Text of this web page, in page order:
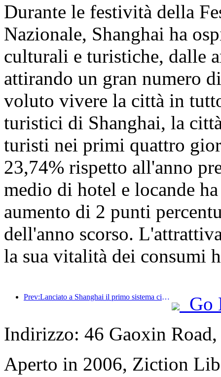
Durante le festività della
Nazionale, Shanghai ha
culturali e turistiche, dalle
attirando un gran numero
voluto vivere la città in
turistici di Shanghai, la
turisti nei primi quattro
23,74% rispetto all'anno
medio di hotel e locande
aumento di 2 punti
dell'anno scorso.
la sua vitalità dei consumi
Prev:Lanciato a Shanghai il primo sistema cinese di consumo culturale e turistico self-service per turisti stranieri
Go
Indirizzo: 46 Gaoxin
Aperto in 2006, Ziction